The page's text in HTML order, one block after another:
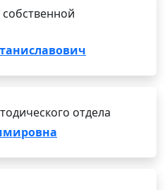
отдела